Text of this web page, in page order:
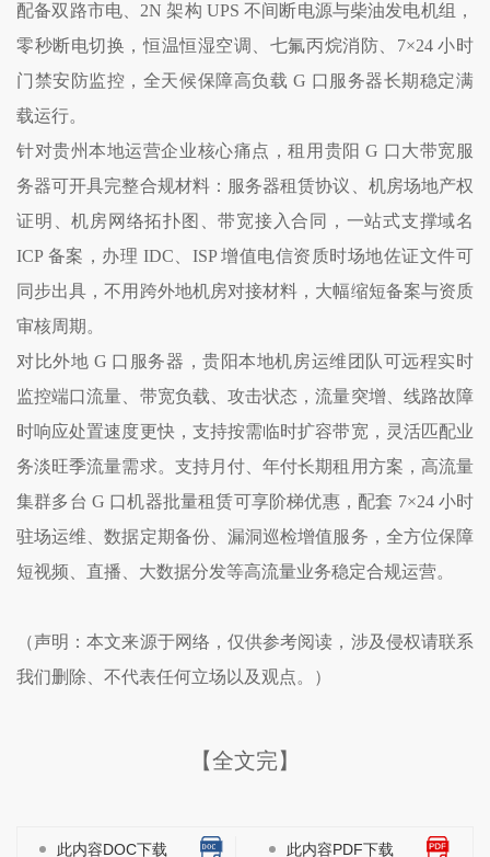
配备双路市电、2N 架构 UPS 不间断电源与柴油发电机组，
零秒断电切换，恒温恒湿空调、七氟丙烷消防、7×24 小时
门禁安防监控，全天候保障高负载 G 口服务器长期稳定满
载运行。
针对贵州本地运营企业核心痛点，租用贵阳 G 口大带宽服
务器可开具完整合规材料：服务器租赁协议、机房场地产权
证明、机房网络拓扑图、带宽接入合同，一站式支撑域名
ICP 备案，办理 IDC、ISP 增值电信资质时场地佐证文件可
同步出具，不用跨外地机房对接材料，大幅缩短备案与资质
审核周期。
对比外地 G 口服务器，贵阳本地机房运维团队可远程实时
监控端口流量、带宽负载、攻击状态，流量突增、线路故障
时响应处置速度更快，支持按需临时扩容带宽，灵活匹配业
务淡旺季流量需求。支持月付、年付长期租用方案，高流量
集群多台 G 口机器批量租赁可享阶梯优惠，配套 7×24 小时
驻场运维、数据定期备份、漏洞巡检增值服务，全方位保障
短视频、直播、大数据分发等高流量业务稳定合规运营。
（声明：本文来源于网络，仅供参考阅读，涉及侵权请联系
我们删除、不代表任何立场以及观点。）
【全文完】
此内容DOC下载 此内容PDF下载